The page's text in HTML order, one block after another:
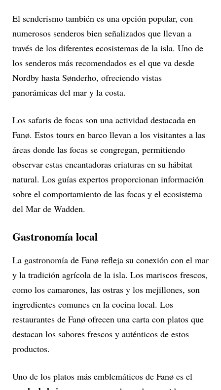
El senderismo también es una opción popular, con
numerosos senderos bien señalizados que llevan a
través de los diferentes ecosistemas de la isla. Uno de
los senderos más recomendados es el que va desde
Nordby hasta Sønderho, ofreciendo vistas
panorámicas del mar y la costa.
Los safaris de focas son una actividad destacada en
Fanø. Estos tours en barco llevan a los visitantes a las
áreas donde las focas se congregan, permitiendo
observar estas encantadoras criaturas en su hábitat
natural. Los guías expertos proporcionan información
sobre el comportamiento de las focas y el ecosistema
del Mar de Wadden.
Gastronomía local
La gastronomía de Fanø refleja su conexión con el mar
y la tradición agrícola de la isla. Los mariscos frescos,
como los camarones, las ostras y los mejillones, son
ingredientes comunes en la cocina local. Los
restaurantes de Fanø ofrecen una carta con platos que
destacan los sabores frescos y auténticos de estos
productos.
Uno de los platos más emblemáticos de Fanø es el